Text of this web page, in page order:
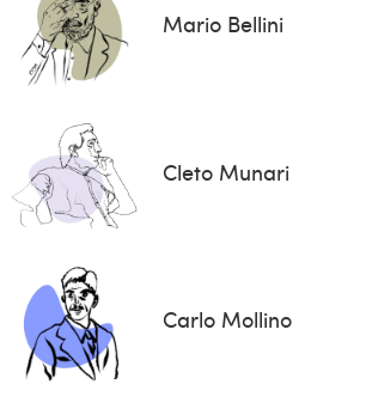
Mario Bellini
Cleto Munari
Carlo Mollino